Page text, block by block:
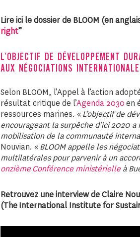
Lire ici le dossier de BLOOM (en
right”
L’OBJECTIF DE DÉVELOPPEMENT
AUX NÉGOCIATIONS
Selon BLOOM, l’Appel à l’action
résultat critique de l’Agenda 2030en
ressources marines. «L’objectif de
encourageant la surpêche d’ici 2020
mobilisation de la communauté
Nouvian. «BLOOM appelle les
multilatérales pour parvenir à un
onzième Conférence ministérielleà
Retrouvez une interview de Claire
(The International Institute for